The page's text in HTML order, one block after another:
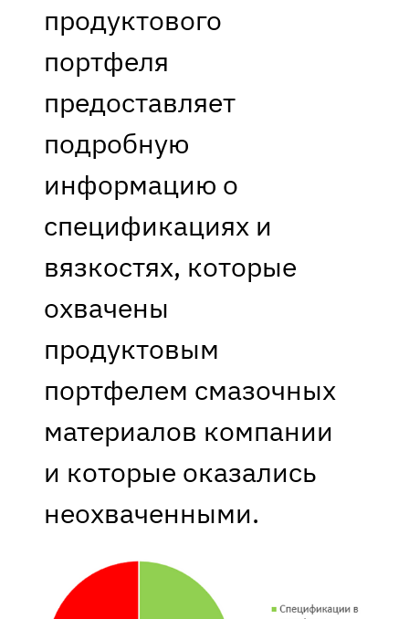
продуктового
портфеля
предоставляет
подробную
информацию о
спецификациях и
вязкостях, которые
охвачены
продуктовым
портфелем смазочных
материалов компании
и которые оказались
неохваченными.